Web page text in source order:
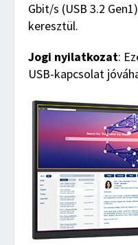
Gbit/s (USB 3.2
keresztül.
Jogi nyilatkozat:
USB-kapcsolat